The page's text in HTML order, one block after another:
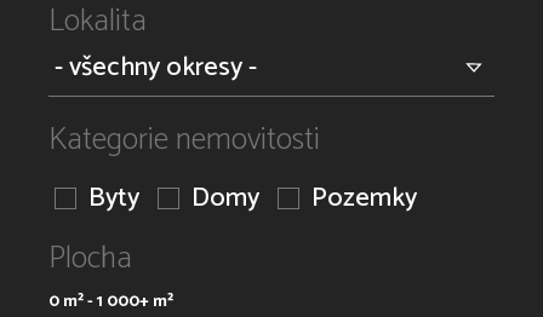
Lokalita
Kategorie nemovitosti
Byty Domy Pozemky
Plocha
0m² -1 000+m²